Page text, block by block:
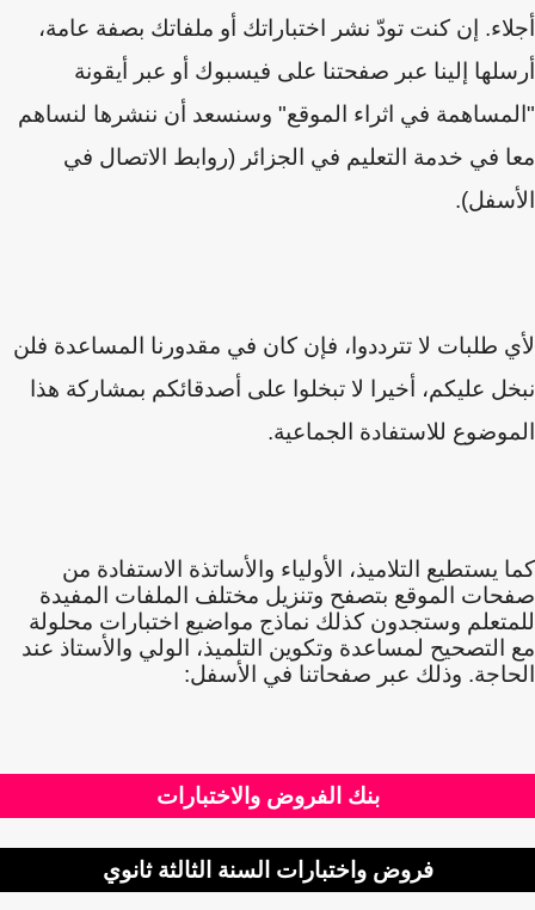
إن كنت تودّ نشر اختباراتك أو ملفاتك بصفة عامة،
إلينا عبر صفحتنا على فيسبوك أو عبر أيقونة
في اثراء الموقع" وسنسعد أن ننشرها لنساهم
في خدمة التعليم في الجزائر (روابط الاتصال في
طلبات لا تترددوا، فإن كان في مقدورنا المساعدة فلن
عليكم،أخيرا لا تبخلوا على أصدقائكم بمشاركة هذا
للاستفادة الجماعية.
يستطيع التلاميذ، الأولياء والأساتذة الاستفادة من
الموقع بتصفح وتنزيل مختلف الملفات المفيدة
وستجدون كذلك نماذج مواضيع اختبارات محلولة
لمساعدة وتكوين التلميذ، الولي والأستاذ عند
وذلك عبر صفحاتنا في الأسفل:
بنك الفروض والاختبارات
فروض واختبارات السنة الثالثة ثانوي